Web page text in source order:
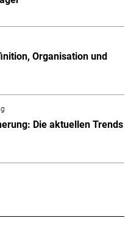
Organisation und
Die aktuellen Trends